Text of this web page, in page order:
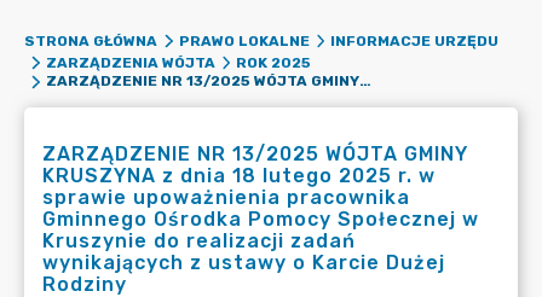
STRONA GŁÓWNA PRAWO LOKALNE
INFORMACJE URZĘDU
ZARZĄDZENIA WÓJTA
ROK 2025
ZARZĄDZENIE NR 13/2025 WÓJTA GMINY KRUSZYNA Z DNIA 18 LUTEGO 2025 R. W SPRAWIE UPOWAŻNIENIA PRACOWNIKA GMINNEGO OŚRODKA POMOCY SPOŁECZNEJ W KRUSZYNIE DO REALIZACJI ZADAŃ WYNIKAJĄCYCH Z USTAWY O KARCIE DUŻEJ RODZINY
ZARZĄDZENIE NR 13/2025 WÓJTA GMINY
KRUSZYNA z dnia 18 lutego 2025 r. w
sprawie upoważnienia pracownika
Gminnego Ośrodka Pomocy Społecznej w
Kruszynie do realizacji zadań
wynikających z ustawy o Karcie Dużej
Rodziny